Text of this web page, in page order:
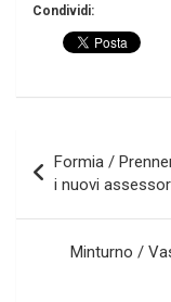
Condividi:
articoli
Formia /
i nuovi
Minturno /